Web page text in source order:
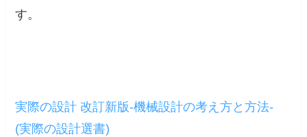
す。
実際の設計 改訂新版-機械設計の考え方と方法-
(実際の設計選書)